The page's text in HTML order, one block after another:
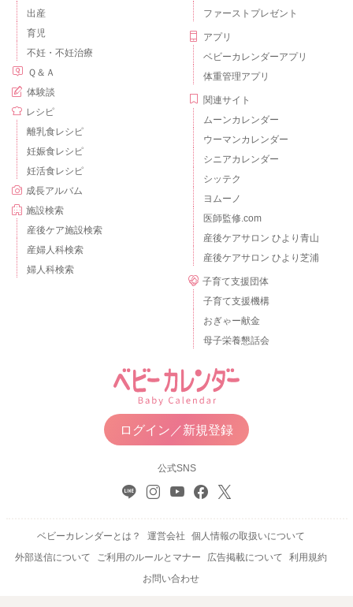
出産
育児
不妊・不妊治療
Ｑ＆Ａ
体験談
レシピ
離乳食レシピ
妊娠食レシピ
妊活食レシピ
成長アルバム
施設検索
産後ケア施設検索
産婦人科検索
婦人科検索
ファーストプレゼント
アプリ
ベビーカレンダーアプリ
体重管理アプリ
関連サイト
ムーンカレンダー
ウーマンカレンダー
シニアカレンダー
シッテク
ヨムーノ
医師監修.com
産後ケアサロン ひより青山
産後ケアサロン ひより芝浦
子育て支援団体
子育て支援機構
おぎゃー献金
母子栄養懇話会
ログイン／新規登録
公式SNS
ベビーカレンダーとは？ 運営会社
個人情報の取扱いについて
外部送信について
ご利用のルールとマナー 広告掲載について
利用規約
お問い合わせ